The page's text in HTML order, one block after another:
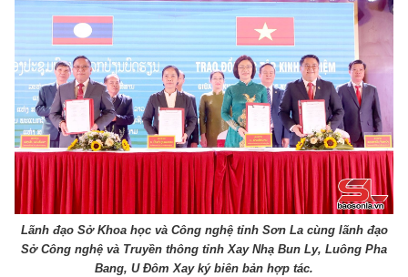
Lãnh đạo Sở Khoa học và Công nghệ tỉnh Sơn La cùng lãnh đạo
Sở Công nghệ và Truyền thông tỉnh Xay Nhạ Bun Ly, Luông Pha
Bang, U Đôm Xay ký biên bản hợp tác.